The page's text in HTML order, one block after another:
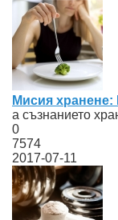
Мисия хранене:
а съзнанието
0
7574
2017-07-11